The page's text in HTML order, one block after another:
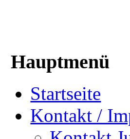
Hauptmenü
Startseite
Kontakt /